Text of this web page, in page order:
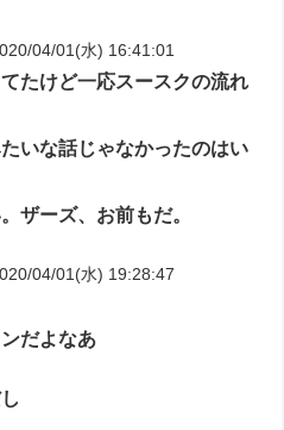
04/01(水) 16:41:01
たけど一応スースクの流れ
いな話じゃなかったのはい
ザーズ、お前もだ。
04/01(水) 19:28:47
だよなあ